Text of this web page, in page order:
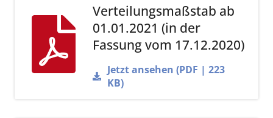
Verteilungsmaßstab ab
01.01.2021 (in der
Fassung vom 17.12.2020)
Jetzt ansehen (PDF | 223
KB)